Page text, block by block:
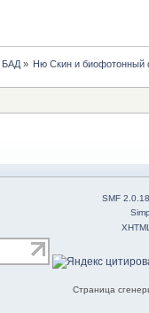
БАД» Ню Скин и биофотонный
SMF 2.0.18
Страница